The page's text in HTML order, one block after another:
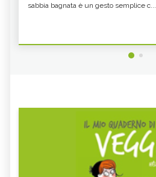
sabbia bagnata è un gesto semplice c...